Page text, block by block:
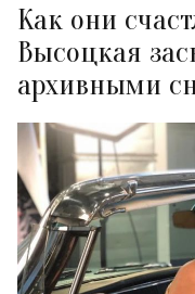
Как они
Высоцкая
архивными